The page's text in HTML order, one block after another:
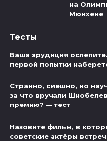
на
Мюнхене
Тесты
Ваша эрудиция
первой попытки
Странно, смешно, но
за что вручали
премию? — тест
Назовите фильм, в
советские актёры